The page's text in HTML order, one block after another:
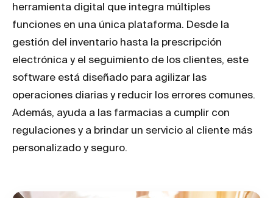
herramienta digital que integra múltiples
funciones en una única plataforma. Desde la
gestión del inventario hasta la prescripción
electrónica y el seguimiento de los clientes, este
software está diseñado para agilizar las
operaciones diarias y reducir los errores comunes.
Además, ayuda a las farmacias a cumplir con
regulaciones y a brindar un servicio al cliente más
personalizado y seguro.